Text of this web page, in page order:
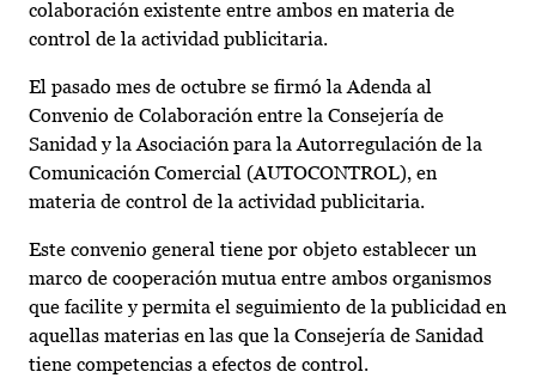
colaboración existente entre ambos en materia de
control de la actividad publicitaria.
El pasado mes de octubre se firmó la Adenda al
Convenio de Colaboración entre la Consejería de
Sanidad y la Asociación para la Autorregulación de la
Comunicación Comercial (AUTOCONTROL), en
materia de control de la actividad publicitaria.
Este convenio general tiene por objeto establecer un
marco de cooperación mutua entre ambos organismos
que facilite y permita el seguimiento de la publicidad en
aquellas materias en las que la Consejería de Sanidad
tiene competencias a efectos de control.